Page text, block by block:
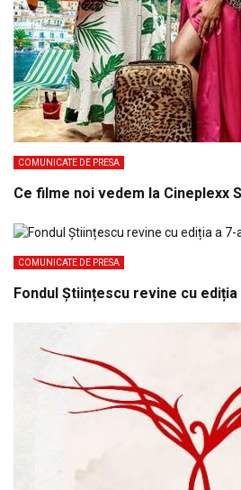
COMUNICATE DE PRESA
Ce filme noi vedem la Cineplexx
COMUNICATE DE PRESA
Fondul Științescu revine cu ediția